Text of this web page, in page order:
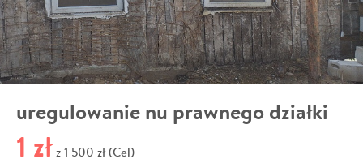
uregulowanie nu prawnego działki
1 zł z 1 500 zł (Cel)